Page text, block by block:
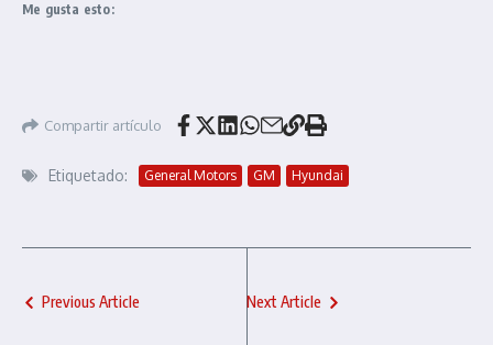
Me gusta esto:
Compartir artículo
Etiquetado: General Motors GM Hyundai
Previous Article Next Article